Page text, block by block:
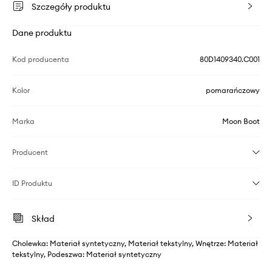
Szczegóły produktu
Dane produktu
Kod producenta 80D1409340.C001
Kolor pomarańczowy
Marka Moon Boot
Producent
ID Produktu
Skład
Cholewka: Materiał syntetyczny, Materiał tekstylny, Wnętrze: Materiał
tekstylny, Podeszwa: Materiał syntetyczny